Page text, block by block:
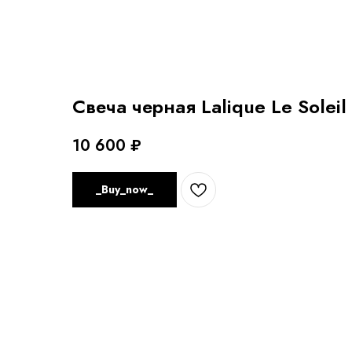
Свеча черная Lalique Le
10 600 ₽
_Buy_now_